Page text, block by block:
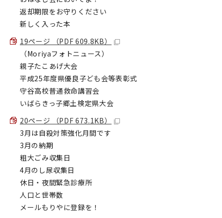
返却期限をお守りください
新しく入った本
19ページ （PDF 609.8KB）
（Moriyaフォトニュース）
親子たこあげ大会
平成25年度県優良子ども会等表彰式
守谷高校普通救命講習会
いばらきっ子郷土検定県大会
20ページ （PDF 673.1KB）
3月は自殺対策強化月間です
3月の納期
粗大ごみ収集日
4月のし尿収集日
休日・夜間緊急診療所
人口と世帯数
メールもりやに登録を！